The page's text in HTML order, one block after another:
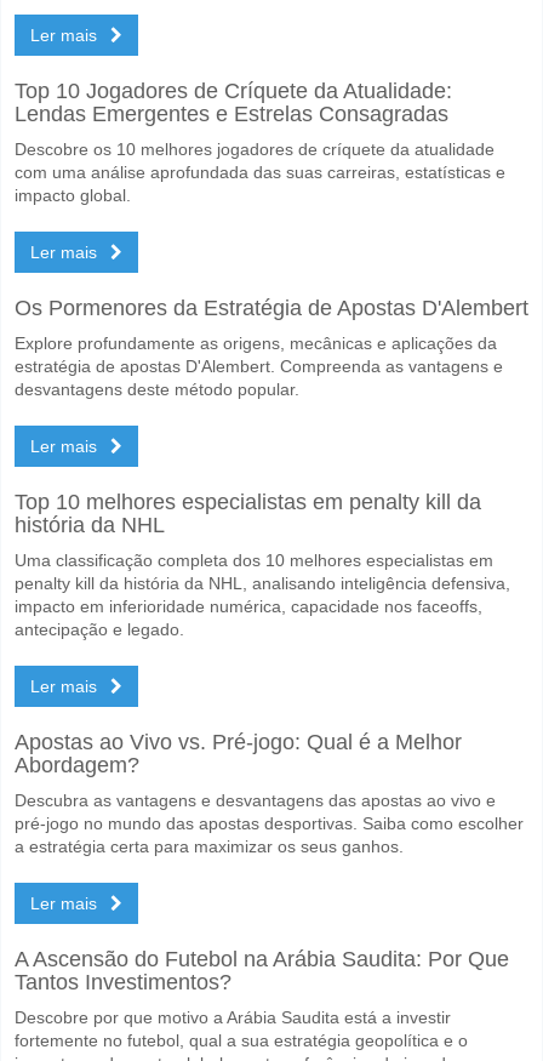
Não para Ambas as Equipas Marcam, com a percentagem de 61%.
Qual é a previsão de resultado correcto para Kawkab
No lado arriscado, pode tentar o Resultado Correto de 2-0 que tem a
Ler mais
Top 10 Jogadores de Críquete da Atualidade:
Lendas Emergentes e Estrelas Consagradas
Descobre os 10 melhores jogadores de críquete da atualidade
com uma análise aprofundada das suas carreiras, estatísticas e
impacto global.
Ler mais
Os Pormenores da Estratégia de Apostas D'Alembert
Explore profundamente as origens, mecânicas e aplicações da
estratégia de apostas D'Alembert. Compreenda as vantagens e
desvantagens deste método popular.
Ler mais
Top 10 melhores especialistas em penalty kill da
história da NHL
Uma classificação completa dos 10 melhores especialistas em
penalty kill da história da NHL, analisando inteligência defensiva,
impacto em inferioridade numérica, capacidade nos faceoffs,
antecipação e legado.
Ler mais
Apostas ao Vivo vs. Pré-jogo: Qual é a Melhor
Abordagem?
Descubra as vantagens e desvantagens das apostas ao vivo e
pré-jogo no mundo das apostas desportivas. Saiba como escolher
a estratégia certa para maximizar os seus ganhos.
Ler mais
A Ascensão do Futebol na Arábia Saudita: Por Que
Tantos Investimentos?
Descobre por que motivo a Arábia Saudita está a investir
fortemente no futebol, qual a sua estratégia geopolítica e o